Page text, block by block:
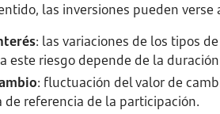
las inversiones pueden verse
: las variaciones de los tipos
este riesgo depende de la
: fluctuación del valor de
referencia de la participación.